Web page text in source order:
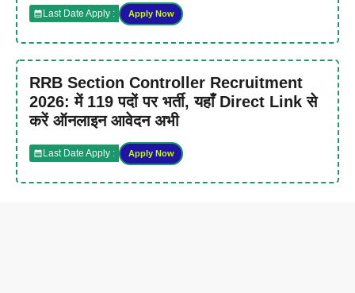
Last Date Apply : Apply Now
RRB Section Controller Recruitment
2026: में 119 पदों पर भर्ती, यहाँ Direct Link से
करें ऑनलाइन आवेदन अभी
Last Date Apply : Apply Now